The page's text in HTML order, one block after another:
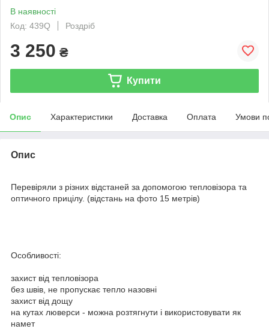
В наявності
Код: 439Q
Роздріб
3 250 ₴
Купити
Опис Характеристики Доставка Оплата Умови
Опис
Перевіряли з різних відстаней за допомогою тепловізора та
оптичного прицілу. (відстань на фото 15 метрів)
Особливості:
захист від тепловізора
без швів, не пропускає тепло назовні
захист від дощу
на кутах люверси - можна розтягнути і використовувати як
намет